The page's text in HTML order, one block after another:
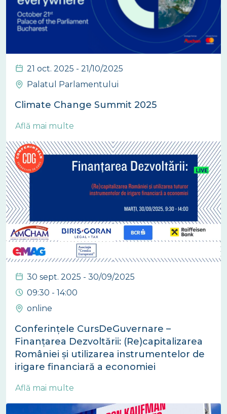
21 oct. 2025 - 21/10/2025
Palatul Parlamentului
Climate Change Summit 2025
Află mai multe
30 sept. 2025 - 30/09/2025
09:30 - 14:00
online
Conferințele CursDeGuvernare –
Finanțarea Dezvoltării: (Re)capitalizarea
României și utilizarea instrumentelor de
irigare financiară a economiei
Află mai multe